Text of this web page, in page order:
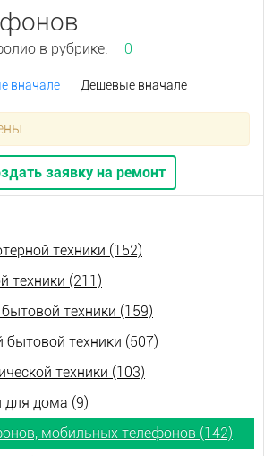
в рубрике: 0
вначале Дешевые вначале
заявку на ремонт
техники (152)
техники (211)
техники (159)
бытовой техники (507)
техники (103)
для дома (9)
мобильных телефонов (142)